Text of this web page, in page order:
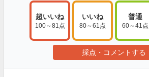
超いいね
100～81点
いいね
80～61点
普通
60～41点
採点・コメントする